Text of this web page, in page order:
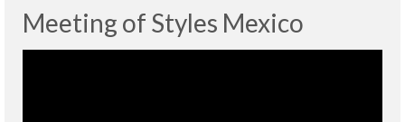
Meeting of Styles Mexico